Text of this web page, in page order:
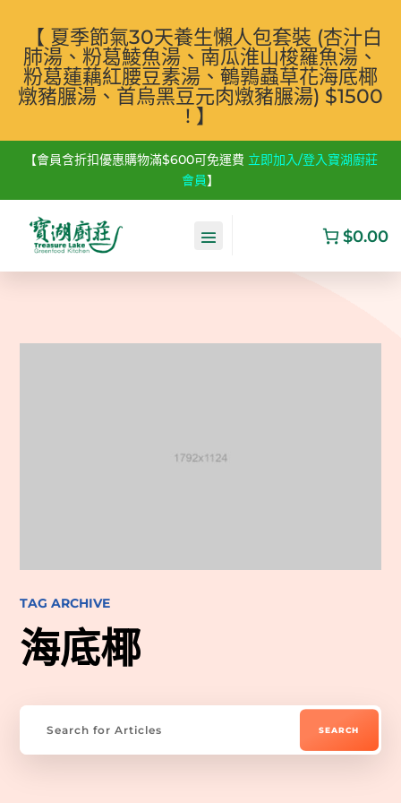
【 夏季節氣30天養生懶人包套裝 (杏汁白
肺湯、粉葛鯪魚湯、南瓜淮山梭羅魚湯、
粉葛蓮藕紅腰豆素湯、鵪鶉蟲草花海底椰
燉豬𦟌湯、首烏黑豆元肉燉豬𦟌湯) $1500
! 】
【會員含折扣優惠購物滿$600可免運費 立即加入/登入寶湖廚莊
會員】
$0.00
TAG ARCHIVE
海底椰